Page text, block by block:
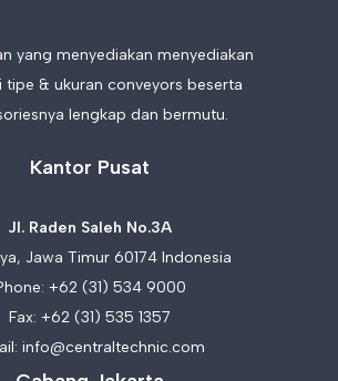
yang menyediakan menyediakan
tipe & ukuran conveyors beserta
lengkap dan bermutu.
Kantor Pusat
Jl. Raden Saleh No.3A
Jawa Timur 60174 Indonesia
+62 (31) 534 9000
Fax: +62 (31) 535 1357
info@centraltechnic.com